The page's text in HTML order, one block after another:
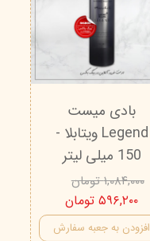
بادی میست
Legend ویتابلا -
150 میلی لیتر
۱,۰۸۴,۰۰۰ تومان
۵۹۶,۲۰۰ تومان
افزودن به جعبه سفارش